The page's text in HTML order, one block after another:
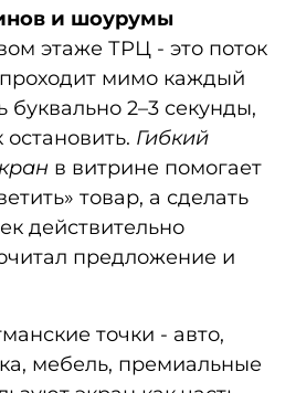
и шоурумы
этаже ТРЦ - это поток
мимо каждый
буквально 2–3 секунды,
остановить. Гибкий
в витрине помогает
товар, а сделать
действительно
предложение и
точки - авто,
мебель, премиальные